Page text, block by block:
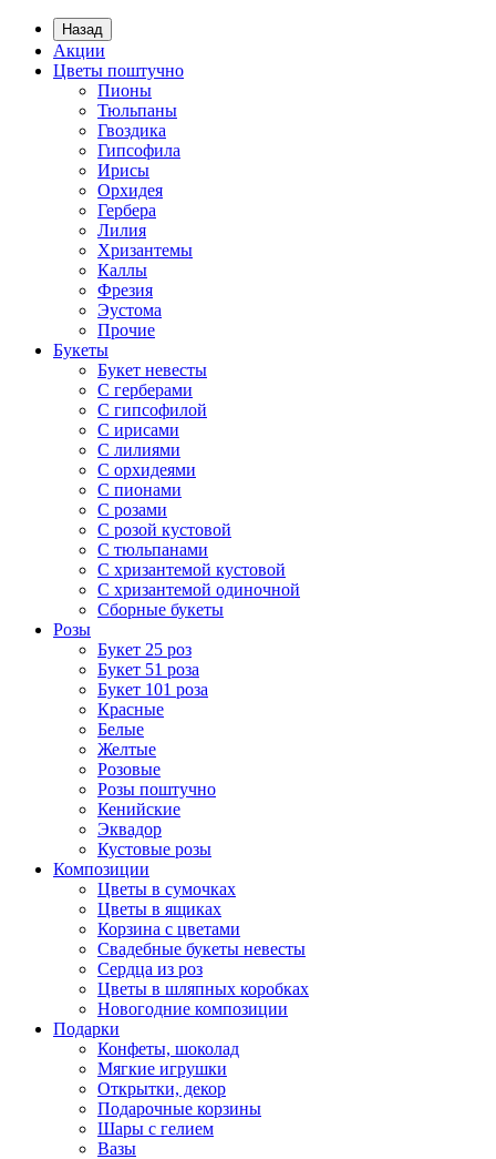
Назад
Акции
Цветы поштучно
Пионы
Тюльпаны
Гвоздика
Гипсофила
Ирисы
Орхидея
Гербера
Лилия
Хризантемы
Каллы
Фрезия
Эустома
Прочие
Букеты
Букет невесты
С герберами
С гипсофилой
С ирисами
С лилиями
С орхидеями
С пионами
С розами
С розой кустовой
С тюльпанами
С хризантемой кустовой
С хризантемой одиночной
Сборные букеты
Розы
Букет 25 роз
Букет 51 роза
Букет 101 роза
Красные
Белые
Желтые
Розовые
Розы поштучно
Кенийские
Эквадор
Кустовые розы
Композиции
Цветы в сумочках
Цветы в ящиках
Корзина с цветами
Свадебные букеты невесты
Сердца из роз
Цветы в шляпных коробках
Новогодние композиции
Подарки
Конфеты, шоколад
Мягкие игрушки
Открытки, декор
Подарочные корзины
Шары с гелием
Вазы